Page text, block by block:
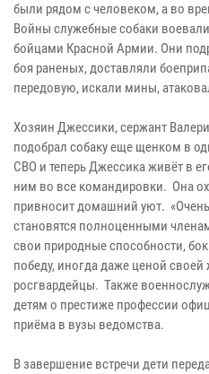
были рядом с человеком, а во
Войны служебные собаки
бойцами Красной Армии. Они
боя раненых, доставляли
передовую, искали мины,
Хозяин Джессики, сержант
подобрал собаку еще щенком в
СВО и теперь Джессика живёт в
ним во все командировки. Она
привносит домашний уют.
становятся полноценными
свои природные способности,
победу, иногда даже ценой своей
росгвардейцы. Также
детям о престиже профессии
приёма в вузы ведомства.
В завершение встречи дети